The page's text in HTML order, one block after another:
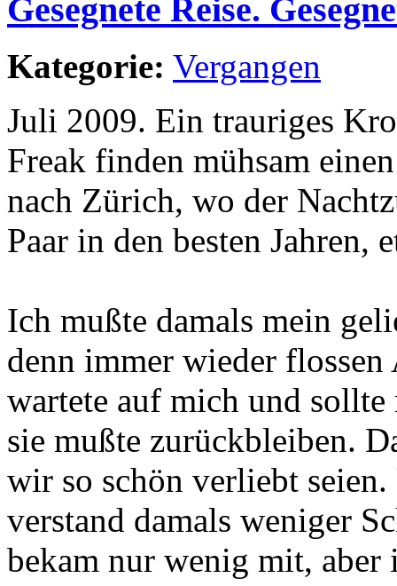
Gesegnete Reise.
Kategorie: Vergangen
Juli 2009. Ein trauriges
Freak finden mühsam
nach Zürich, wo der
Paar in den besten Jahren,
Ich mußte damals mein
denn immer wieder
wartete auf mich und
sie mußte zurückbleiben.
wir so schön verliebt
verstand damals weniger
bekam nur wenig mit, aber